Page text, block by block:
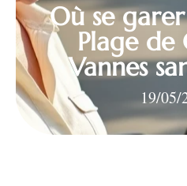
Où se
Plage de
Vannes
19/05/